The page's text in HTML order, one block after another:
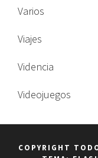
Varios
Viajes
Videncia
Videojuegos
COPYRIGHT